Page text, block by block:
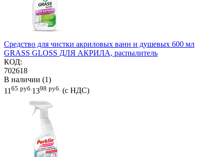
Средство для чистки акриловых ванн и душевых 600 мл
GRASS GLOSS ДЛЯ АКРИЛА, распылитель
КОД:
702618
В наличии (1)
11 65 руб. 1398 руб. (с НДС)